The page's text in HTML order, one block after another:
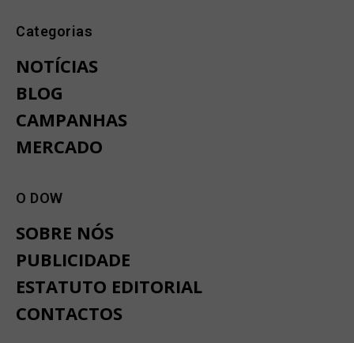
Categorias
NOTÍCIAS
BLOG
CAMPANHAS
MERCADO
O DOW
SOBRE NÓS
PUBLICIDADE
ESTATUTO EDITORIAL
CONTACTOS